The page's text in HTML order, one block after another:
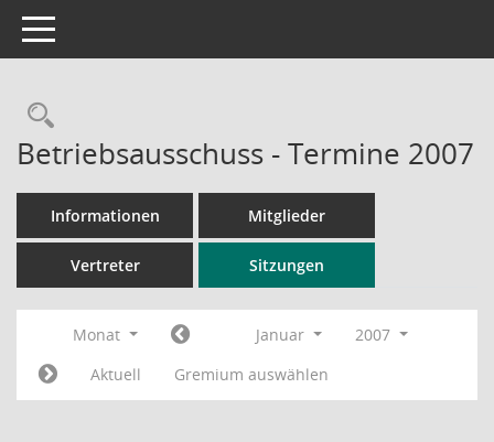
Toggle navigation
Rechercheauswahl
Betriebsausschuss - Termine 2007
Informationen Mitglieder
Vertreter Sitzungen
Monat Januar
2007
Aktuell
Gremium auswählen